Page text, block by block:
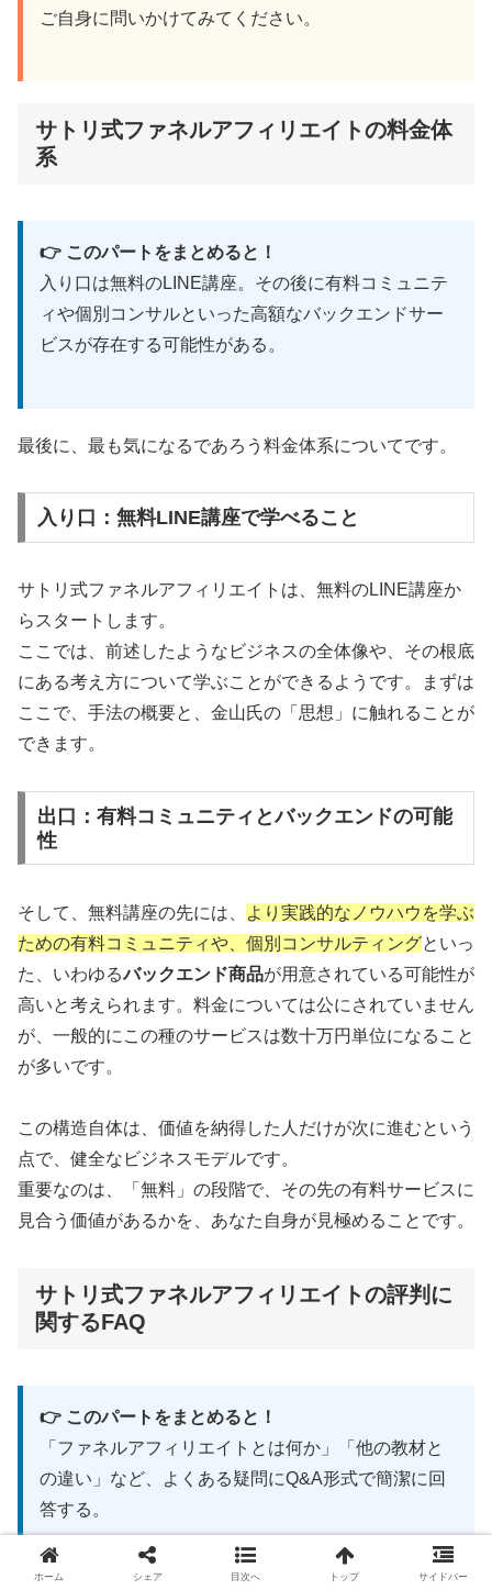
ご自身に問いかけてみてください。
サトリ式ファネルアフィリエイトの料金体
系
👉 このパートをまとめると！
入り口は無料のLINE講座。その後に有料コミュニテ
ィや個別コンサルといった高額なバックエンドサー
ビスが存在する可能性がある。
最後に、最も気になるであろう料金体系についてです。
入り口：無料LINE講座で学べること
サトリ式ファネルアフィリエイトは、無料のLINE講座か
らスタートします。
ここでは、前述したようなビジネスの全体像や、その根底
にある考え方について学ぶことができるようです。まずは
ここで、手法の概要と、金山氏の「思想」に触れることが
できます。
出口：有料コミュニティとバックエンドの可能
性
そして、無料講座の先には、
より実践的なノウハウを学ぶ
ための有料コミュニティや、個別コンサルティングといっ
た、いわゆるバックエンド商品が用意されている可能性が
高いと考えられます。料金については公にされていません
が、一般的にこの種のサービスは数十万円単位になること
が多いです。
この構造自体は、価値を納得した人だけが次に進むという
点で、健全なビジネスモデルです。
重要なのは、「無料」の段階で、その先の有料サービスに
見合う価値があるかを、あなた自身が見極めることです。
サトリ式ファネルアフィリエイトの評判に
関するFAQ
👉 このパートをまとめると！
「ファネルアフィリエイトとは何か」「他の教材と
の違い」など、よくある疑問にQ&A形式で簡潔に回
答する。
ホーム シェア 目次へ トップ サイドバー